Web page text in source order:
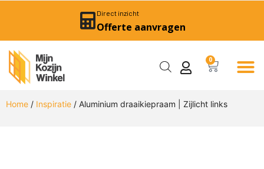
Direct inzicht
Offerte aanvragen
0
Home / Inspiratie / Aluminium draaikiepraam | Zijlicht links